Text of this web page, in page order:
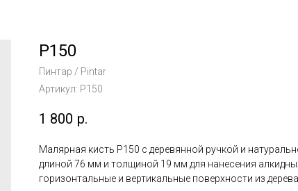
P150
Пинтар / Pintar
Артикул: P150
1 800 р.
Малярная кисть P150 с деревянной ручкой и
длиной 76 мм и толщиной 19 мм для нанесения
горизонтальные и вертикальные поверхности из